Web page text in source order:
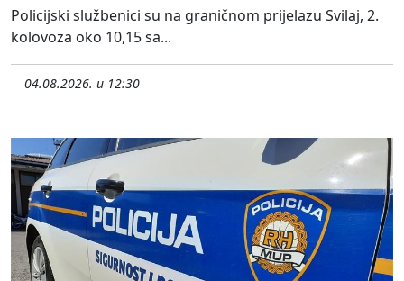
Policijski službenici su na graničnom prijelazu Svilaj, 2.
kolovoza oko 10,15 sa...
04.08.2026. u 12:30